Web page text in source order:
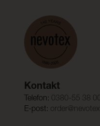
Kontakt
Telefon: 0380-55 38
E-post: